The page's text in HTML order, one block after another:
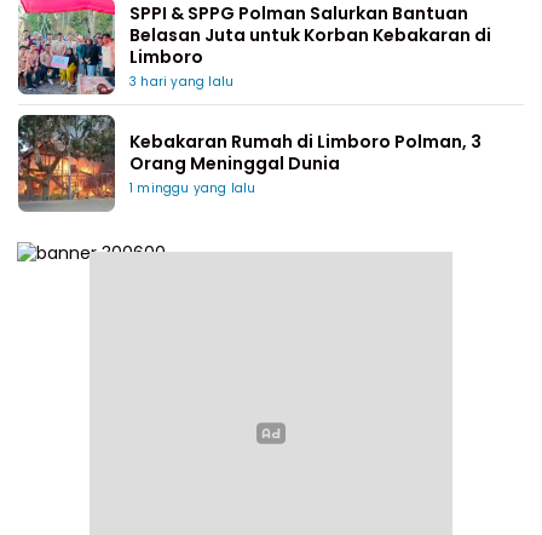
SPPI & SPPG Polman Salurkan Bantuan
Belasan Juta untuk Korban Kebakaran di
Limboro
3 hari yang lalu
Kebakaran Rumah di Limboro Polman, 3
Orang Meninggal Dunia
1 minggu yang lalu